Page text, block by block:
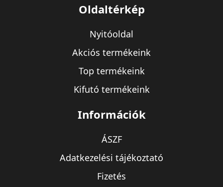
Oldaltérkép
Nyitóoldal
Akciós termékeink
Top termékeink
Kifutó termékeink
Információk
ÁSZF
Adatkezelési tájékoztató
Fizetés